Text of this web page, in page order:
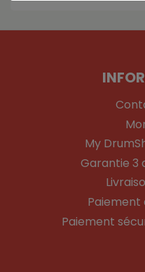
My
Garantie 3
Paiement
Paiement